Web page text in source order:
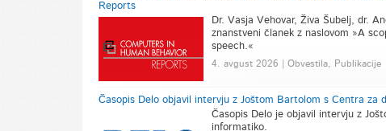
Reports
Dr. Vasja Vehovar, Živa Šubelj, dr.
znanstveni članek z naslovom »A
speech.«
4. avgust 2026 | Obvestila, Publikacije
Časopis Delo objavil intervju z Joštom Bartolom s Centra za
Časopis Delo je objavil intervju z
informatiko.